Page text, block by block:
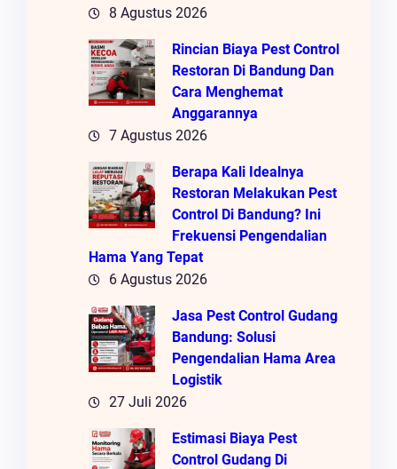
8 Agustus 2026
Rincian Biaya Pest Control
Restoran Di Bandung Dan
Cara Menghemat
Anggarannya
7 Agustus 2026
Berapa Kali Idealnya
Restoran Melakukan Pest
Control Di Bandung? Ini
Frekuensi Pengendalian
Hama Yang Tepat
6 Agustus 2026
Jasa Pest Control Gudang
Bandung: Solusi
Pengendalian Hama Area
Logistik
27 Juli 2026
Estimasi Biaya Pest
Control Gudang Di